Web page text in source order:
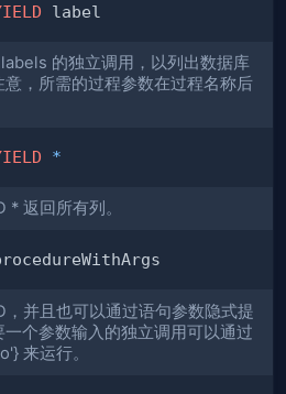
的独立调用，以列出数据库
，所需的过程参数在过程名称后
*
* 返回所有列。
并且也可以通过语句参数隐式提
个参数输入的独立调用可以通过
来运行。